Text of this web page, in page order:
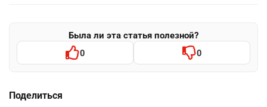
Была ли эта статья полезной?
0 0
Поделиться